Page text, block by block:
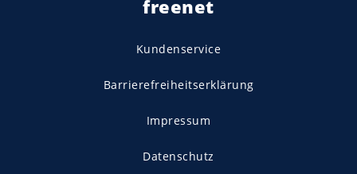
freenet
Kundenservice
Barrierefreiheitserklärung
Impressum
Datenschutz